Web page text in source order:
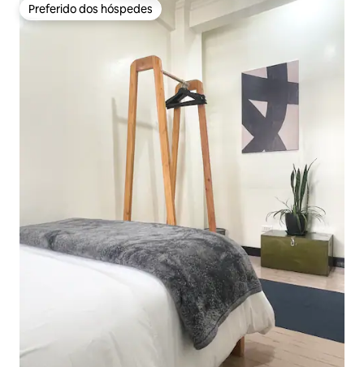
Preferido dos hóspedes
Preferido dos hóspedes